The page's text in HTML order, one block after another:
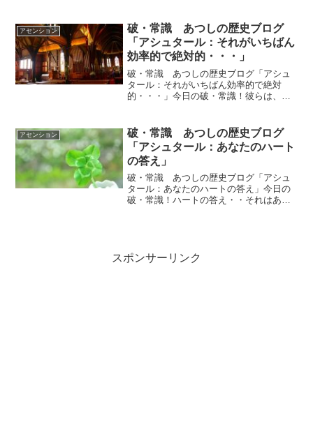
れているか・・しっかりと見てくださ
い。それを知ることからはじ...
アセンション
破・常識 あつしの歴史ブログ
「アシュタール：それがいちばん
効率的で絶対的・・・」
破・常識 あつしの歴史ブログ「アシュ
タール：それがいちばん効率的で絶対
的・・・」今日の破・常識！彼らは、直
でも、それが一番効率的で絶対的なので
す。ｂｙアシュタールアシュ...
アセンション
破・常識 あつしの歴史ブログ
「アシュタール：あなたのハート
の答え」
破・常識 あつしの歴史ブログ「アシュ
タール：あなたのハートの答え」今日の
破・常識！ハートの答え・・それはあな
スポンサーリンク